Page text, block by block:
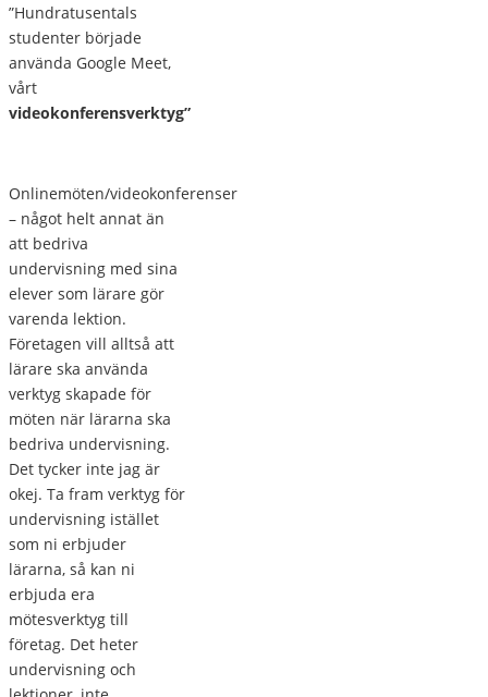
”Hundratusentals
studenter började
använda Google Meet,
vårt
videokonferensverktyg”
Onlinemöten/videokonferenser
– något helt annat än
att bedriva
undervisning med sina
elever som lärare gör
varenda lektion.
Företagen vill alltså att
lärare ska använda
verktyg skapade för
möten när lärarna ska
bedriva undervisning.
Det tycker inte jag är
okej. Ta fram verktyg för
undervisning istället
som ni erbjuder
lärarna, så kan ni
erbjuda era
mötesverktyg till
företag. Det heter
undervisning och